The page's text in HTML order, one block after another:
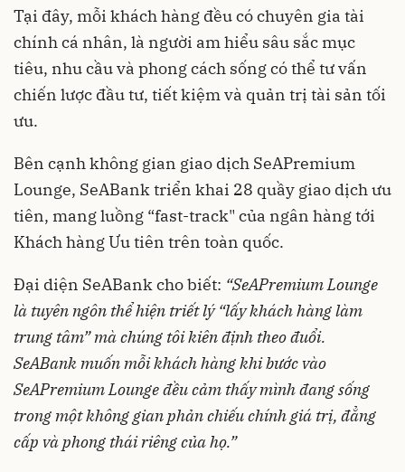
Tại đây, mỗi khách hàng đều có chuyên gia tài
chính cá nhân, là người am hiểu sâu sắc mục
tiêu, nhu cầu và phong cách sống có thể tư vấn
chiến lược đầu tư, tiết kiệm và quản trị tài sản tối
ưu.
Bên cạnh không gian giao dịch SeAPremium
Lounge, SeABank triển khai 28 quầy giao dịch ưu
tiên, mang luồng “fast-track" của ngân hàng tới
Khách hàng Ưu tiên trên toàn quốc.
Đại diện SeABank cho biết: “SeAPremium Lounge
là tuyên ngôn thể hiện triết lý “lấy khách hàng làm
trung tâm” mà chúng tôi kiên định theo đuổi.
SeABank muốn mỗi khách hàng khi bước vào
SeAPremium Lounge đều cảm thấy mình đang sống
trong một không gian phản chiếu chính giá trị, đẳng
cấp và phong thái riêng của họ.”